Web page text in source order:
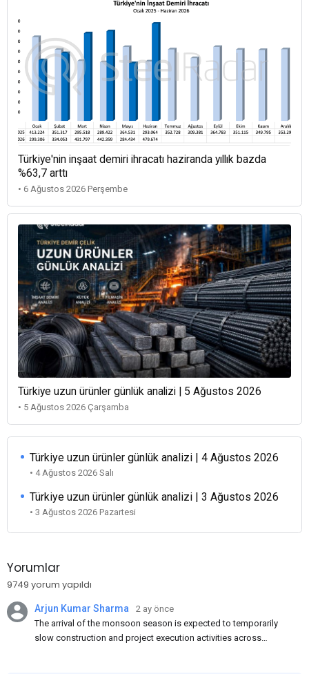
Türkiye'nin inşaat demiri ihracatı haziranda yıllık bazda
%63,7 arttı
• 6 Ağustos 2026 Perşembe
Türkiye uzun ürünler günlük analizi | 5 Ağustos 2026
• 5 Ağustos 2026 Çarşamba
Türkiye uzun ürünler günlük analizi | 4 Ağustos 2026
• 4 Ağustos 2026 Salı
Türkiye uzun ürünler günlük analizi | 3 Ağustos 2026
• 3 Ağustos 2026 Pazartesi
Yorumlar
9749 yorum yapıldı
Arjun Kumar Sharma
2 ay önce
The arrival of the monsoon season is expected to temporarily
slow construction and project execution activities across